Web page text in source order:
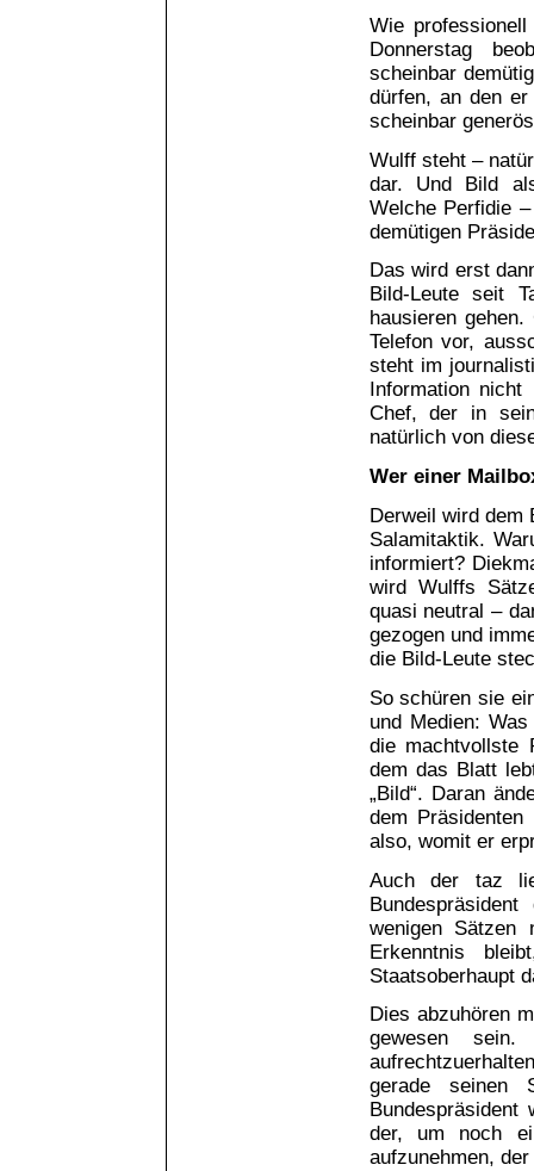
Wie
Donnerstag
scheinbar
dürfen, an den
scheinbar
Wulff steht –
dar. Und Bild
Welche Perfidie
demütigen
Das wird erst
Bild-Leute seit
hausieren
Telefon vor,
steht im
Information
Chef, der in
natürlich von
Wer einer
Derweil wird dem
Salamitaktik.
informiert?
wird Wulffs
quasi neutral –
gezogen und
die Bild-Leute
So schüren sie
und Medien:
die machtvollste
dem das Blatt
„Bild“. Daran
dem
also, womit er
Auch der taz
wenigen Sätzen
Erkenntnis
Staatsoberhaupt
Dies abzuhören
gewesen
gerade seinen
der, um noch
aufzunehmen,